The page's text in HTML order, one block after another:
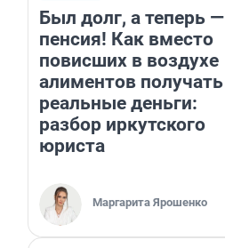
Был долг, а теперь —
пенсия! Как вместо
повисших в воздухе
алиментов получать
реальные деньги:
разбор иркутского
юриста
Маргарита Ярошенко